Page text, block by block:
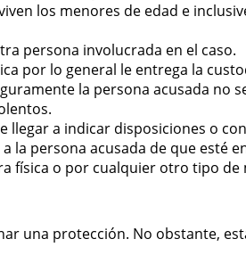
los menores de edad e
persona involucrada en el caso.
por lo general le entrega la
la persona acusada no
llegar a indicar disposiciones o
la persona acusada de que esté
física o por cualquier otro tipo de
una protección. No obstante,